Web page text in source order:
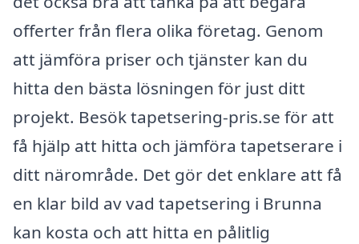
offerter från flera olika företag. Genom
att jämföra priser och tjänster kan du
hitta den bästa lösningen för just ditt
projekt. Besök tapetsering-pris.se för att
få hjälp att hitta och jämföra tapetserare i
ditt närområde. Det gör det enklare att få
en klar bild av vad tapetsering i Brunna
kan kosta och att hitta en pålitlig